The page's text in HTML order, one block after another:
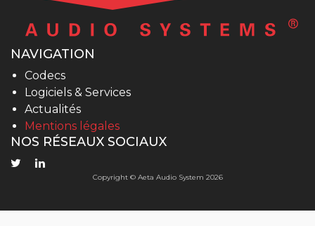
NAVIGATION
Codecs
Logiciels & Services
Actualités
Mentions légales
NOS RÉSEAUX SOCIAUX
Copyright © Aeta Audio System 2026